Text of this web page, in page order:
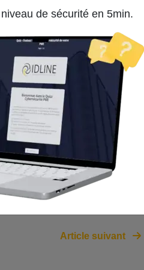
de sécurité en 5min.
et 40% pour l’Europe
l’entreprise espère
nouveau réseau mobile
dont la suppression est
Vodafone.
de 34% par an pour les
2024 pour les médias
Article suivant